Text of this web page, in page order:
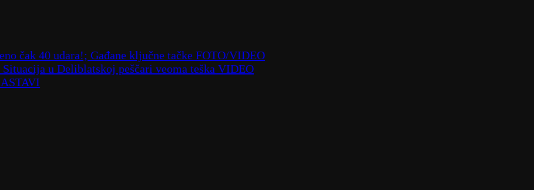
čak 40 udara!; Gađane ključne tačke FOTO/VIDEO
u Deliblatskoj peščari veoma teška VIDEO